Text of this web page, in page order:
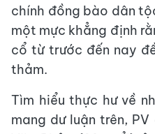
chính đồng bào dân
một mực khẳng định
cổ từ trước đến nay
thảm.
Tìm hiểu thực hư về
mang dư luận trên,